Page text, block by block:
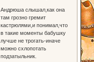
Андрюша слышал,как она
там грозно гремит
кастрюлями,и понимал,что
в такие моменты бабушку
лучше не трогать-иначе
можно схлопотать
подзатыльник.